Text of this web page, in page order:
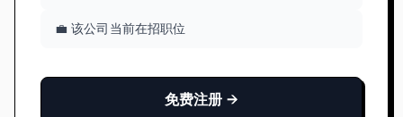
💼 该公司当前在招职位
免费注册 →